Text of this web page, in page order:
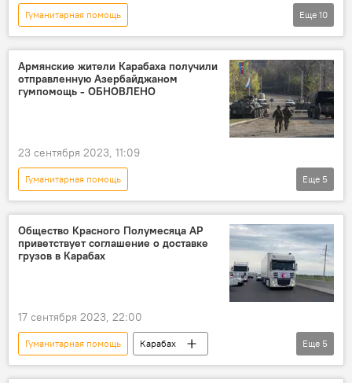
Гуманитарная помощь
Возрождение и реинтеграция Карабаха
Хикмет Гаджиев
Публикация
Карабах
Ханкенди
Еще 10
Армянские жители Карабаха получили
отправленную Азербайджаном
гумпомощь - ОБНОВЛЕНО
23 сентября 2023, 11:09
Гуманитарная помощь
Возрождение и реинтеграция Карабаха
Минобороны России
Азербайджан
Карабах
Доставка
Еще 5
Общество Красного Полумесяца АР
приветствует соглашение о доставке
грузов в Карабах
17 сентября 2023, 22:00
Гуманитарная помощь
Карабах
Азербайджан
Еще 5